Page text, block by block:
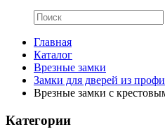
Главная
Каталог
Врезные замки
Замки для дверей из
Врезные замки с
Категории